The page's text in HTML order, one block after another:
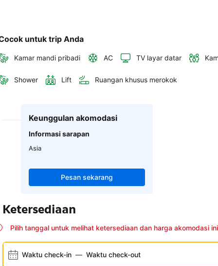
untuk trip Anda
Kamar mandi pribadi AC TV layar datar
Shower Lift Ruangan khusus merokok
Keunggulan akomodasi
Informasi sarapan
Asia
Pesan sekarang
Ketersediaan
Pilih tanggal untuk melihat ketersediaan dan harga akomodasi ini
Waktu check-in — Waktu check-out